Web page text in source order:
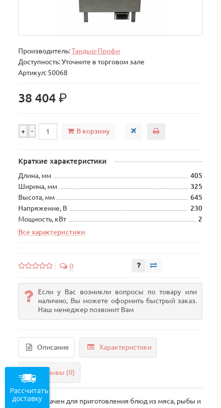
Производитель:Тандыр-Профи
Доступность: Уточните в торговом зале
Артикул: 50068
38 404р.
+ - В корзину
Краткие характеристики
Длина, мм
405
Ширина, мм
325
Высота, мм
645
Напряжение, В
230
Мощность, кВт
2
Все характеристики
0
Если у Вас возникли вопросы по товару или
наличию, Вы можете оформить быстрый заказ.
Наш менеджер позвонит Вам
Описание Характеристики
Отзывы (0)
Предназначен для приготовления блюд из мяса, рыбы и
Рассчитать
доставку